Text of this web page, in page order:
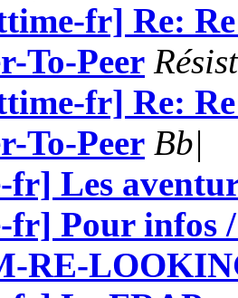
fr] Re:
To-Peer
fr] Re:
To-Peer Bb|
fr] Les
fr] Pour infos
RE-